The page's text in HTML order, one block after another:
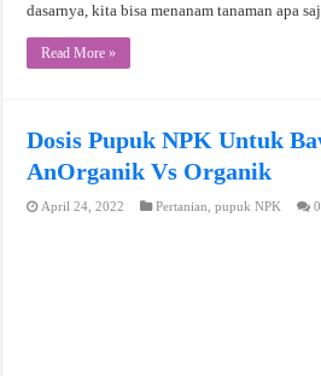
dasarnya, kita bisa menanam tanaman apa
Read More »
Dosis Pupuk NPK Untuk
AnOrganik Vs Organik
April 24, 2022 Pertanian ,pupuk NPK 0